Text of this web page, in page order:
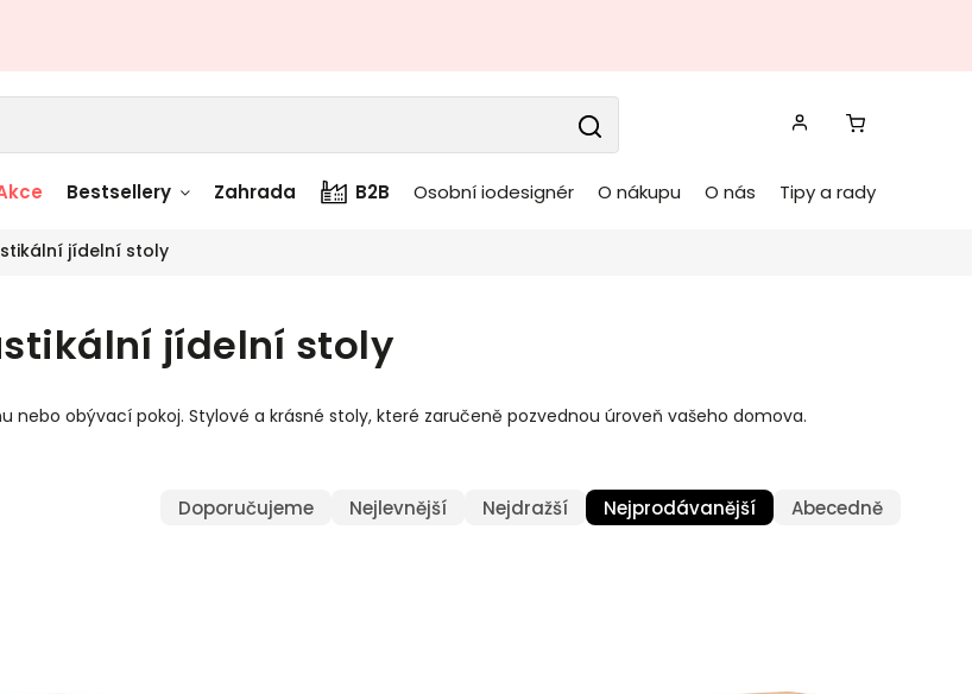
Stolky skladem
Zahradní nábytek
skladem
Textílie skladem
Bestsellery Zahrada B2B Osobní iodesignér O nákupu O nás Tipy a rady
jídelní stoly
jídelní stoly
nebo obývací pokoj. Stylové a krásné stoly, které zaručeně pozvednou úroveň vašeho domova.
Doporučujeme Nejlevnější Nejdražší Nejprodávanější Abecedně